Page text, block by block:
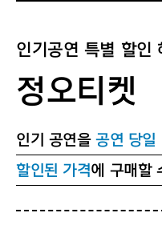
인기공연 특별 할인
정오티켓
인기 공연을공연 당일
할인된 가격에 구매할